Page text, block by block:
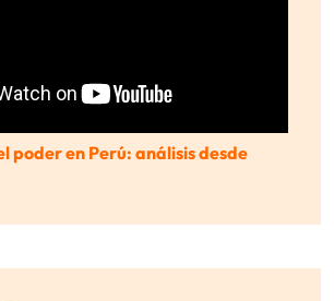
poder en Perú: análisis desde